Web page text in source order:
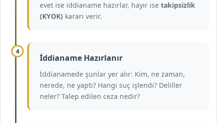
evet ise iddianame hazırlar, hayır ise takipsizlik
(KYOK) kararı verir.
4
İddianame Hazırlanır
İddianamede şunlar yer alır: Kim, ne zaman,
nerede, ne yaptı? Hangi suç işlendi? Deliller
neler? Talep edilen ceza nedir?